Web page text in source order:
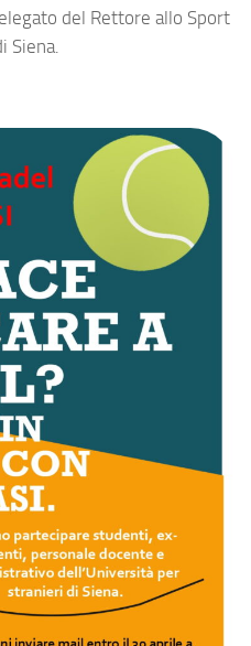
del Rettore allo Sport
Siena.